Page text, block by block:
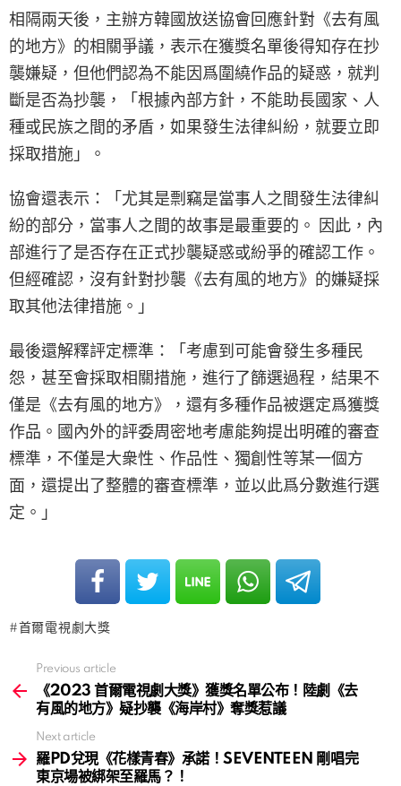
相隔兩天後，主辦方韓國放送協會回應針對《去有風
的地方》的相關爭議，表示在獲獎名單後得知存在抄
襲嫌疑，但他們認為不能因爲圍繞作品的疑惑，就判
斷是否為抄襲，「根據內部方針，不能助長國家、人
種或民族之間的矛盾，如果發生法律糾紛，就要立即
採取措施」。
協會還表示：「尤其是剽竊是當事人之間發生法律糾
紛的部分，當事人之間的故事是最重要的。 因此，內
部進行了是否存在正式抄襲疑惑或紛爭的確認工作。
但經確認，沒有針對抄襲《去有風的地方》的嫌疑採
取其他法律措施。」
最後還解釋評定標準：「考慮到可能會發生多種民
怨，甚至會採取相關措施，進行了篩選過程，結果不
僅是《去有風的地方》，還有多種作品被選定爲獲獎
作品。國內外的評委周密地考慮能夠提出明確的審查
標準，不僅是大衆性、作品性、獨創性等某一個方
面，還提出了整體的審查標準，並以此爲分數進行選
定。」
首爾電視劇大獎
more
Previous article
《2023 首爾電視劇大獎》獲獎名單公布！陸劇《去
有風的地方》疑抄襲《海岸村》奪獎惹議
Next article
羅PD兌現《花樣青春》承諾！SEVENTEEN 剛唱完
東京場被綁架至羅馬？！